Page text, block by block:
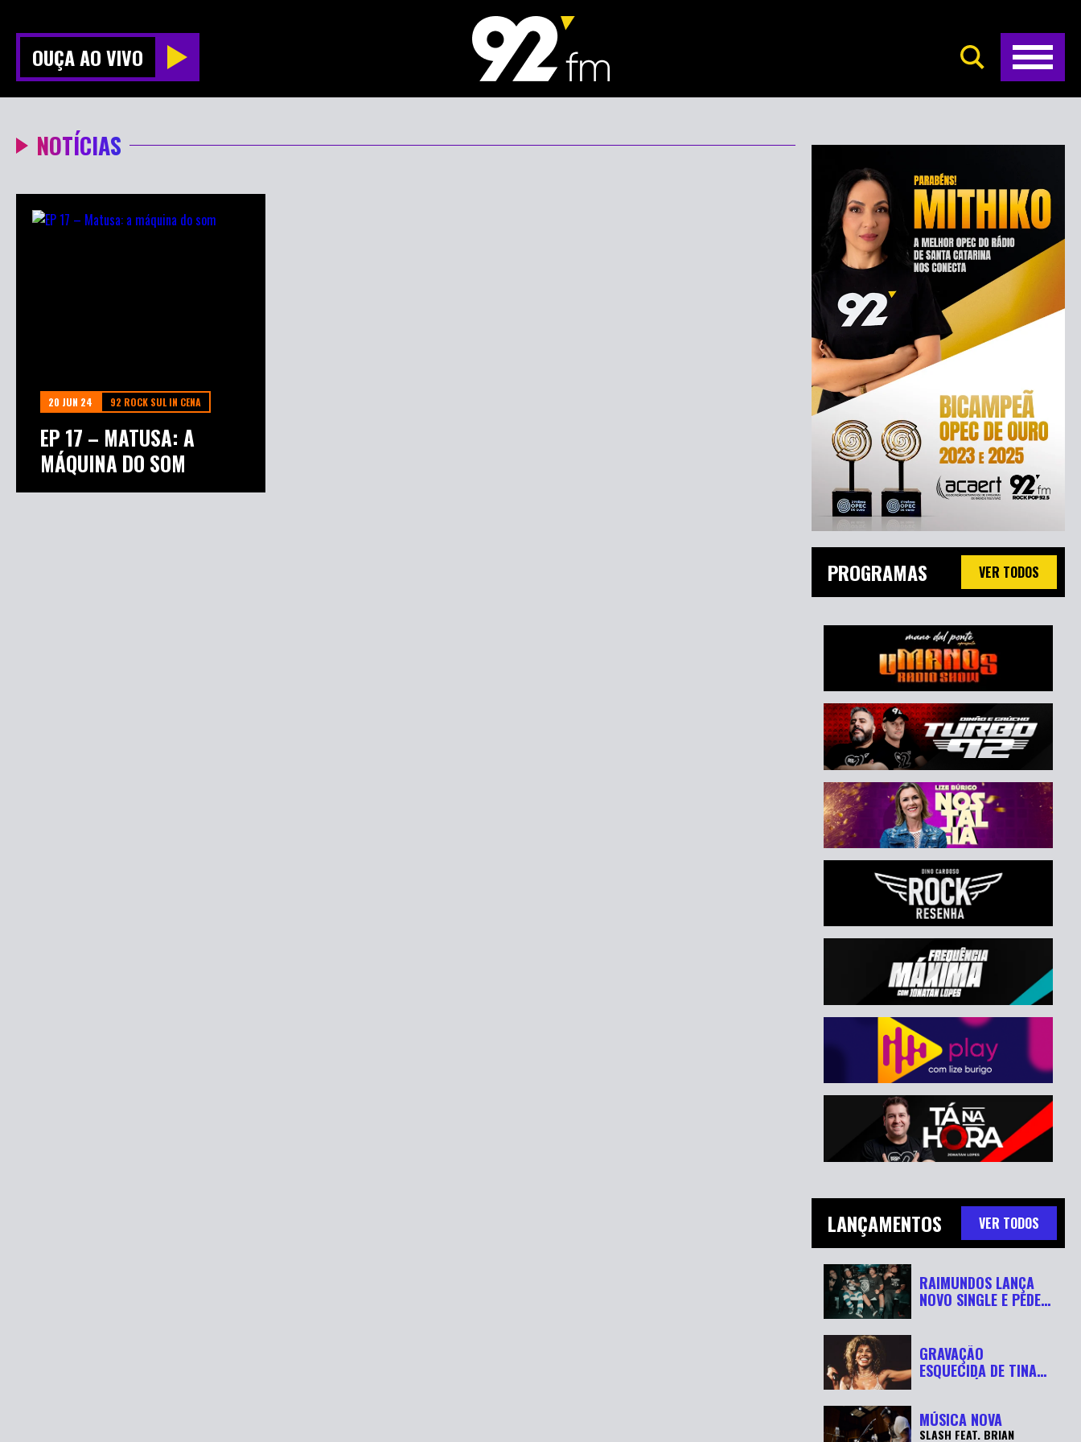
OUÇA AO VIVO
NOTÍCIAS
20 JUN 24 92 ROCK SUL IN CENA
EP 17 – MATUSA: A
MÁQUINA DO SOM
PROGRAMAS VER TODOS
LANÇAMENTOS VER TODOS
RAIMUNDOS LANÇA
NOVO SINGLE E PEDE
GRAVAÇÃO
ESQUECIDA DE TINA
MÚSICA NOVA
SLASH FEAT. BRIAN